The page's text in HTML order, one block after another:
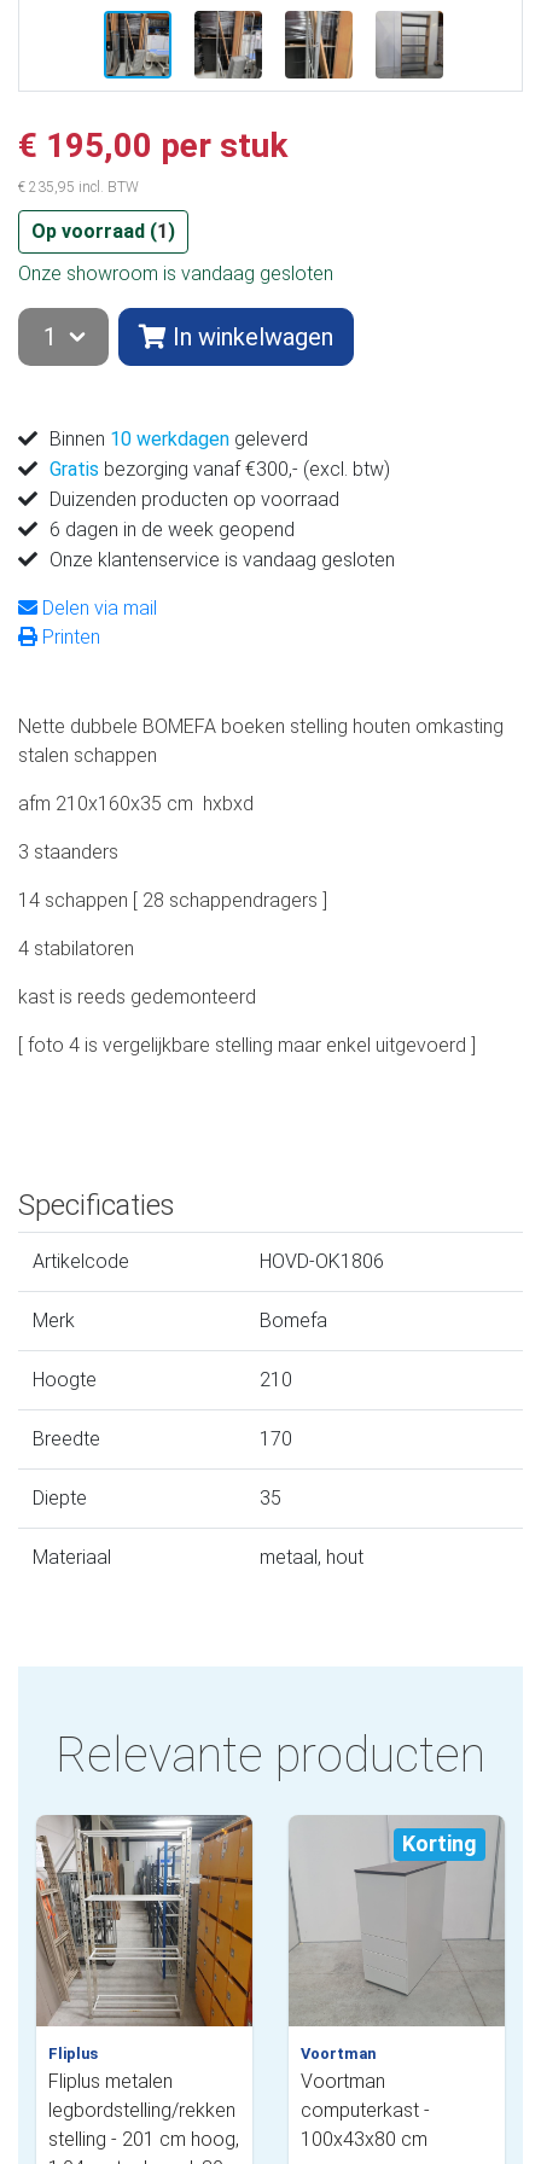
€ 195,00 per stuk
€ 235,95 incl. BTW
Op voorraad (1)
Onze showroom is vandaag gesloten
In winkelwagen
Binnen 10 werkdagen geleverd
Gratis bezorging vanaf €300,- (excl. btw)
Duizenden producten op voorraad
6 dagen in de week geopend
Onze klantenservice is vandaag gesloten
Delen via mail
Printen
Nette dubbele BOMEFA boeken stelling houten omkasting
stalen schappen
afm 210x160x35 cm hxbxd
3 staanders
14 schappen [ 28 schappendragers ]
4 stabilatoren
kast is reeds gedemonteerd
[ foto 4 is vergelijkbare stelling maar enkel uitgevoerd ]
Specificaties
Artikelcode HOVD-OK1806
Merk Bomefa
Hoogte 210
Breedte 170
Diepte 35
Materiaal metaal, hout
Relevante producten
Fliplus
Fliplus metalen
legbordstelling/rekken
stelling - 201 cm hoog,
Korting
Voortman
Voortman
computerkast -
100x43x80 cm